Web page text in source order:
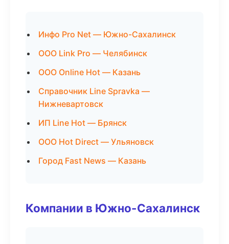
Инфо Pro Net — Южно-Сахалинск
ООО Link Pro — Челябинск
ООО Online Hot — Казань
Справочник Line Spravka —
Нижневартовск
ИП Line Hot — Брянск
ООО Hot Direct — Ульяновск
Город Fast News — Казань
Компании в Южно-Сахалинск